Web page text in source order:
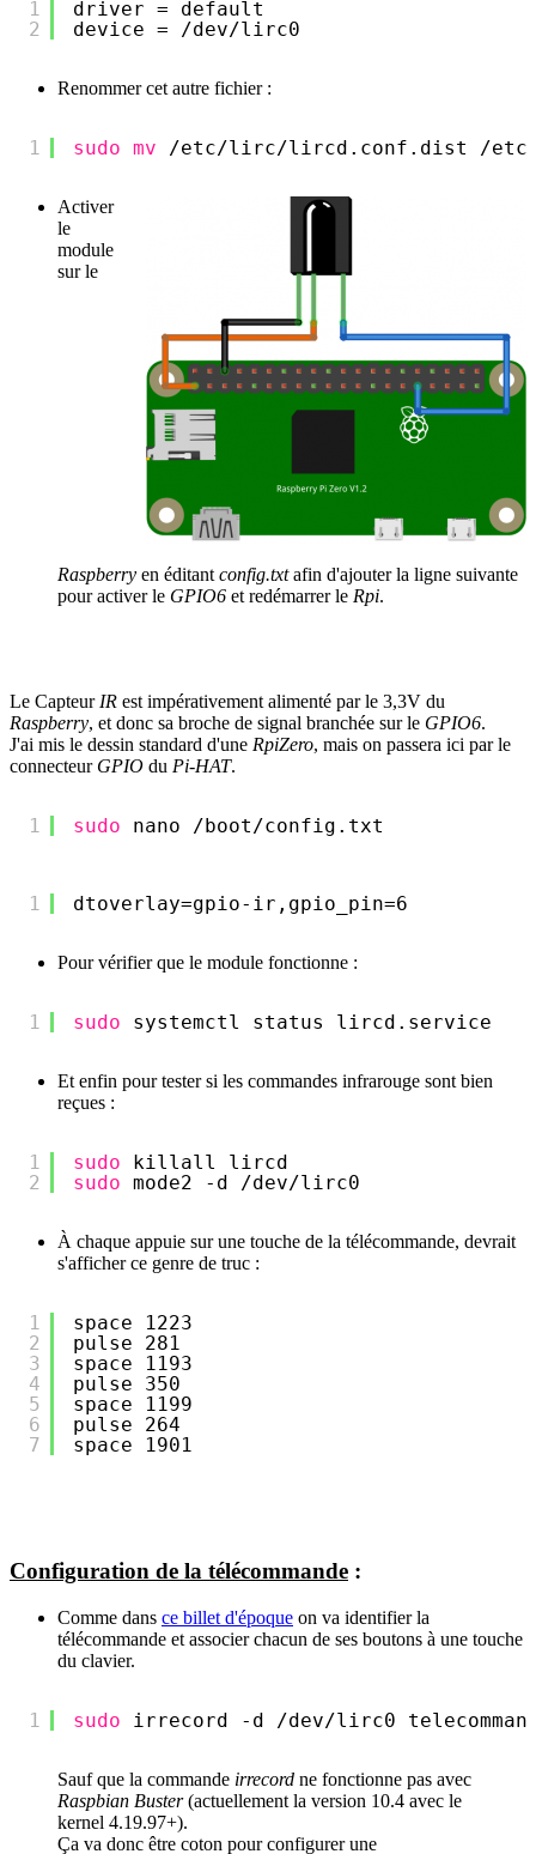
1
2
driver = default
device =
/dev/lirc0
Renommer cet autre fichier :
1 sudo mv /etc/lirc/lircd .conf.dist /
Activer
le
module
sur le
Raspberry en éditant config.txtafin d'ajouter la ligne suivante
pour activer le GPIO6 et redémarrer le Rpi.
Le Capteur IR est impérativement alimenté par le 3,3V du
Raspberry, et donc sa broche de signal branchée sur le GPIO6.
J'ai mis le dessin standard d'une RpiZero, mais on passera ici par le
connecteur GPIO du Pi-HAT.
1 sudo nano /boot/config .txt
1 dtoverlay=gpio-ir,gpio_pin=6
Pour vérifier que le module fonctionne :
1 sudo systemctl status lircd.service
Et enfin pour tester si les commandes infrarouge sont bien
reçues :
1
2
sudo
killall lircd
sudo mode2 -d /dev/lirc0
À chaque appuie sur une touche de la télécommande, devrait
s'afficher ce genre de truc :
1
2
3
4
5
6
7
space 1223
pulse 281
space 1193
pulse 350
space 1199
pulse 264
space 1901
Configuration de la télécommande :
Comme dans ce billet d'époque on va identifier la
télécommande et associer chacun de ses boutons à une touche
du clavier.
1 sudo irrecord -d /dev/lirc0
Sauf que la commande irrecord ne fonctionne pas avec
Raspbian Buster(actuellement la version 10.4 avec le
kernel 4.19.97+).
Ça va donc être coton pour configurer une